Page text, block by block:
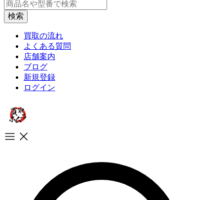
買取の流れ
よくある質問
店舗案内
ブログ
新規登録
ログイン